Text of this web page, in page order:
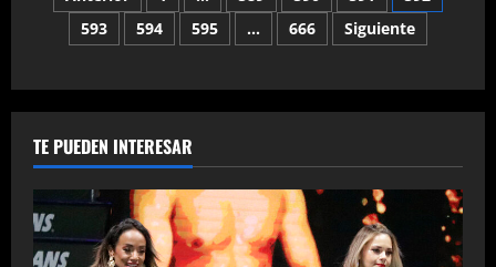
Alarcón
superan
la
entradas
593
594 595 … 666 Siguiente
TE PUEDEN INTERESAR